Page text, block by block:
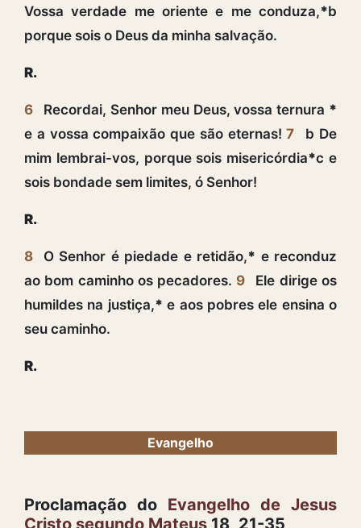
Vossa verdade me oriente e me conduza,*b
porque sois o Deus da minha salvação.
R.
6 Recordai, Senhor meu Deus, vossa ternura *
e a vossa compaixão que são eternas!7
b De
mim lembrai-vos, porque sois misericórdia*c e
sois bondade sem limites, ó Senhor!
R.
8 O Senhor é piedade e retidão,* e reconduz
ao bom caminho os pecadores. 9
Ele dirige os
humildes na justiça,* e aos pobres ele ensina o
seu caminho.
R.
Evangelho
Proclamação do Evangelho de Jesus
Cristo segundo Mateus 18, 21-35